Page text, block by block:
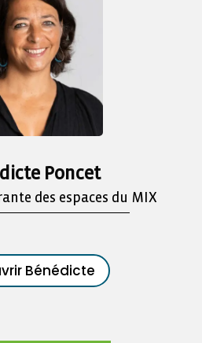
Poncet
des espaces du MIX
Bénédicte